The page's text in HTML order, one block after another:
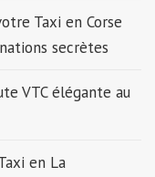
Taxi en Corse
secrètes
VTC élégante au
en La